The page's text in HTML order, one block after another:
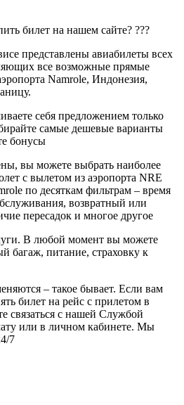
билет на нашем сайте? ???
представлены авиабилеты всех
все возможные прямые
Namrole, Индонезия,
себя предложением только
самые дешевые варианты
бонусы
вы можете выбрать наиболее
с вылетом из аэропорта NRE
по десяткам фильтрам – время
возвратный или
пересадок и многое другое
В любой момент вы можете
багаж, питание, страховку к
– такое бывает. Если вам
билет на рейс с прилетом в
связаться с нашей Службой
или в личном кабинете. Мы
7